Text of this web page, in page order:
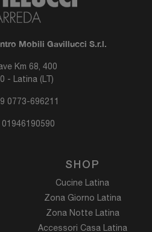
Mobili Gavillucci S.r.l.
Km 68, 400
- Latina (LT)
0773-696211
01946190590
SHOP
Cucine Latina
Zona Giorno Latina
Zona Notte Latina
Accessori Casa Latina